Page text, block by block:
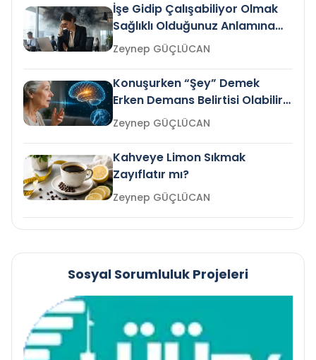
İşe Gidip Çalışabiliyor Olmak
Sağlıklı Olduğunuz Anlamına
Gelir mi?Zeynep GÜÇLÜCAN
Konuşurken “Şey” Demek
Erken Demans Belirtisi Olabilir
mi?
Zeynep GÜÇLÜCAN
Kahveye Limon Sıkmak
Zayıflatır mı?
Zeynep GÜÇLÜCAN
Sosyal Sorumluluk Projeleri